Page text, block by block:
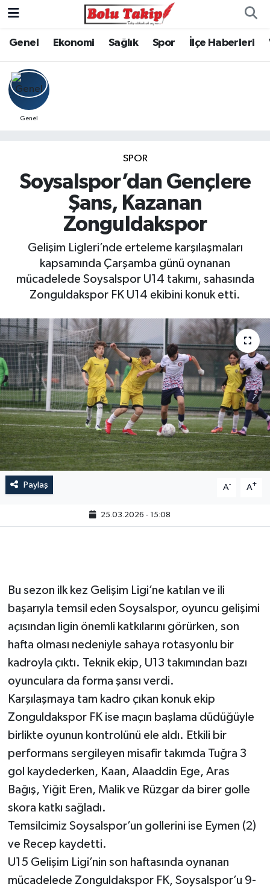
Genel Ekonomi Sağlık Spor İlçe Haberleri
Genel
SPOR
Soysalspor’dan Gençlere
Şans, Kazanan
Zonguldakspor
Gelişim Ligleri’nde erteleme karşılaşmaları
kapsamında Çarşamba günü oynanan
mücadelede Soysalspor U14 takımı, sahasında
Zonguldakspor FK U14 ekibini konuk etti.
Paylaş A- A+
25.03.2026 - 15:08
Bu sezon ilk kez Gelişim Ligi’ne katılan ve ili
başarıyla temsil eden Soysalspor, oyuncu gelişimi
açısından ligin önemli katkılarını görürken, son
hafta olması nedeniyle sahaya rotasyonlu bir
kadroyla çıktı. Teknik ekip, U13 takımından bazı
oyunculara da forma şansı verdi.
Karşılaşmaya tam kadro çıkan konuk ekip
Zonguldakspor FK ise maçın başlama düdüğüyle
birlikte oyunun kontrolünü ele aldı. Etkili bir
performans sergileyen misafir takımda Tuğra 3
gol kaydederken, Kaan, Alaaddin Ege, Aras
Bağış, Yiğit Eren, Malik ve Rüzgar da birer golle
skora katkı sağladı.
Temsilcimiz Soysalspor’un gollerini ise Eymen (2)
ve Recep kaydetti.
U15 Gelişim Ligi’nin son haftasında oynanan
mücadelede Zonguldakspor FK, Soysalspor’u 9-